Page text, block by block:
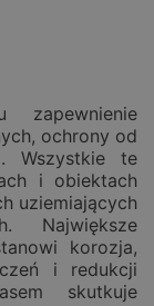
ochrony od
Wszystkie te
i obiektach
uziemiających
Największe
korozja,
i redukcji
skutkuje